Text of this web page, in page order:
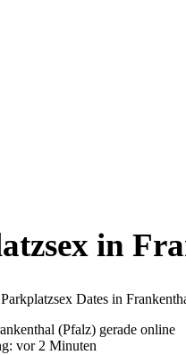
in
Dates in
(Pfalz) gerade online
vor 2 Minuten